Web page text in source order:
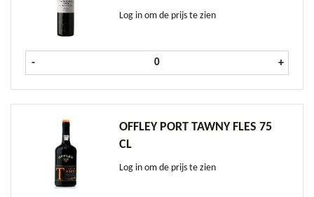
Log in om de prijs te zien
- Fonseca Special Ruby fles 75 cl
+
OFFLEY PORT TAWNY FLES 75
CL
Log in om de prijs te zien